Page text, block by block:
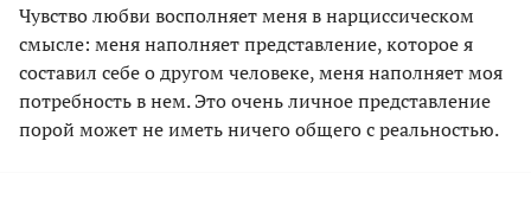
Чувство любви восполняет меня в нарциссическом
смысле: меня наполняет представление, которое я
составил себе о другом человеке, меня наполняет моя
потребность в нем. Это очень личное представление
порой может не иметь ничего общего с реальностью.